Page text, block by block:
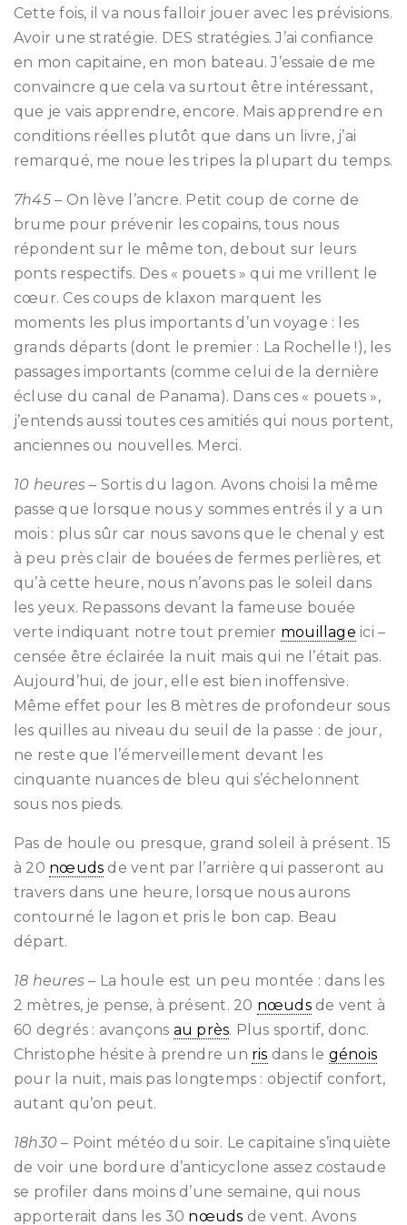
Cette fois, il va nous falloir jouer avec les prévisions.
Avoir une stratégie. DES stratégies. J’ai confiance
en mon capitaine, en mon bateau. J’essaie de me
convaincre que cela va surtout être intéressant,
que je vais apprendre, encore. Mais apprendre en
conditions réelles plutôt que dans un livre, j’ai
remarqué, me noue les tripes la plupart du temps.
7h45– On lève l’ancre. Petit coup de corne de
brume pour prévenir les copains, tous nous
répondent sur le même ton, debout sur leurs
ponts respectifs. Des « pouets » qui me vrillent le
cœur. Ces coups de klaxon marquent les
moments les plus importants d’un voyage : les
grands départs (dont le premier : La Rochelle !), les
passages importants (comme celui de la dernière
écluse du canal de Panama). Dans ces « pouets »,
j’entends aussi toutes ces amitiés qui nous portent,
anciennes ou nouvelles. Merci.
10 heures – Sortis du lagon. Avons choisi la même
passe que lorsque nous y sommes entrés il y a un
mois : plus sûr car nous savons que le chenal y est
à peu près clair de bouées de fermes perlières, et
qu’à cette heure, nous n’avons pas le soleil dans
les yeux. Repassons devant la fameuse bouée
verte indiquant notre tout premier mouillage ici –
censée être éclairée la nuit mais qui ne l’était pas.
Aujourd’hui, de jour, elle est bien inoffensive.
Même effet pour les 8 mètres de profondeur sous
les quilles au niveau du seuil de la passe : de jour,
ne reste que l’émerveillement devant les
cinquante nuances de bleu qui s’échelonnent
sous nos pieds.
Pas de houle ou presque, grand soleil à présent. 15
à 20 nœuds de vent par l’arrière qui passeront au
travers dans une heure, lorsque nous aurons
contourné le lagon et pris le bon cap. Beau
départ.
18 heures – La houle est un peu montée : dans les
2 mètres, je pense, à présent. 20 nœudsde vent à
60 degrés : avançons au près. Plus sportif, donc.
Christophe hésite à prendre un ris dans le génois
pour la nuit, mais pas longtemps : objectif confort,
autant qu’on peut.
18h30 – Point météo du soir. Le capitaine s’inquiète
de voir une bordure d’anticyclone assez costaude
se profiler dans moins d’une semaine, qui nous
apporterait dans les 30 nœuds de vent. Avons